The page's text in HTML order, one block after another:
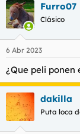
Furro07
Clásico
6 Abr 2023
¿Que peli ponen
dakilla
Puta loca